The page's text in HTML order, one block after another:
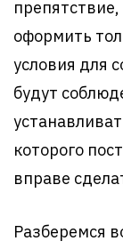
оформить
условия для
будут
которого
вправе
Разберемся